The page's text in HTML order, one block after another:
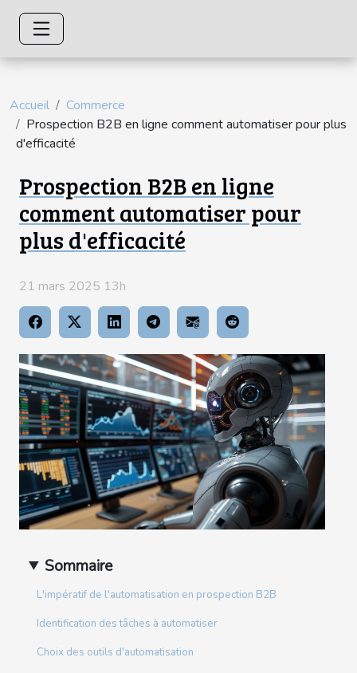
Accueil
Commerce
Prospection B2B en ligne comment automatiser pour plus
d'efficacité
Prospection B2B en ligne
comment automatiser pour
plus d'efficacité
21 mars 2025 13h
Sommaire
L'impératif de l'automatisation en prospection B2B
Identification des tâches à automatiser
Choix des outils d'automatisation